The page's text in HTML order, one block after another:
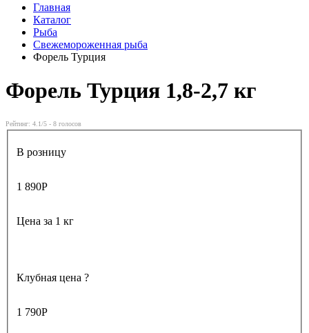
Главная
Каталог
Рыба
Свежемороженная рыба
Форель Турция
Форель Турция 1,8-2,7 кг
Рейтинг: 4.1/5 - 8 голосов
В розницу
1 890Р
Цена за 1 кг
Клубная цена ?
1 790Р